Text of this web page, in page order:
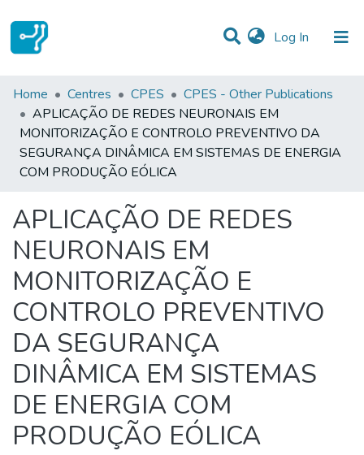
Log In (current)
Statistics
Communities & Collections
All of DSpace
Home Centres CPES
CPES - Other Publications
APLICAÇÃO DE REDES NEURONAIS EM
MONITORIZAÇÃO E CONTROLO PREVENTIVO DA
SEGURANÇA DINÂMICA EM SISTEMAS DE ENERGIA
COM PRODUÇÃO EÓLICA
APLICAÇÃO DE REDES
NEURONAIS EM
MONITORIZAÇÃO E
CONTROLO PREVENTIVO
DA SEGURANÇA
DINÂMICA EM SISTEMAS
DE ENERGIA COM
PRODUÇÃO EÓLICA